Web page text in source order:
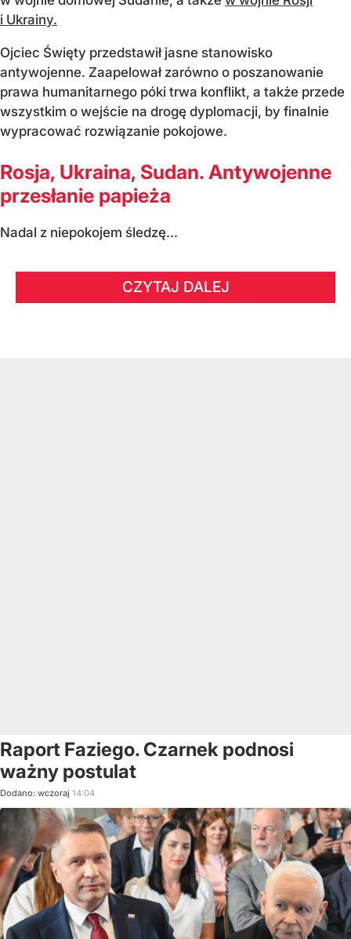
i Ukrainy.
Ojciec Święty przedstawił jasne stanowisko
antywojenne. Zaapelował zarówno o poszanowanie
prawa humanitarnego póki trwa konflikt, a także przede
wszystkim o wejście na drogę dyplomacji, by finalnie
wypracować rozwiązanie pokojowe.
Rosja, Ukraina, Sudan. Antywojenne
przesłanie papieża
Nadal z niepokojem śledzę...
CZYTAJ DALEJ
Raport Faziego. Czarnek podnosi
ważny postulat
Dodano: wczoraj 14:04